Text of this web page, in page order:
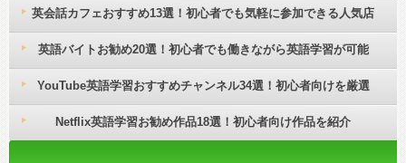
英会話カフェおすすめ13選！初心者でも気軽に参加できる人気店
英語バイトお勧め20選！初心者でも働きながら英語学習が可能
YouTube英語学習おすすめチャンネル34選！初心者向けを厳選
Netflix英語学習お勧め作品18選！初心者向け作品を紹介